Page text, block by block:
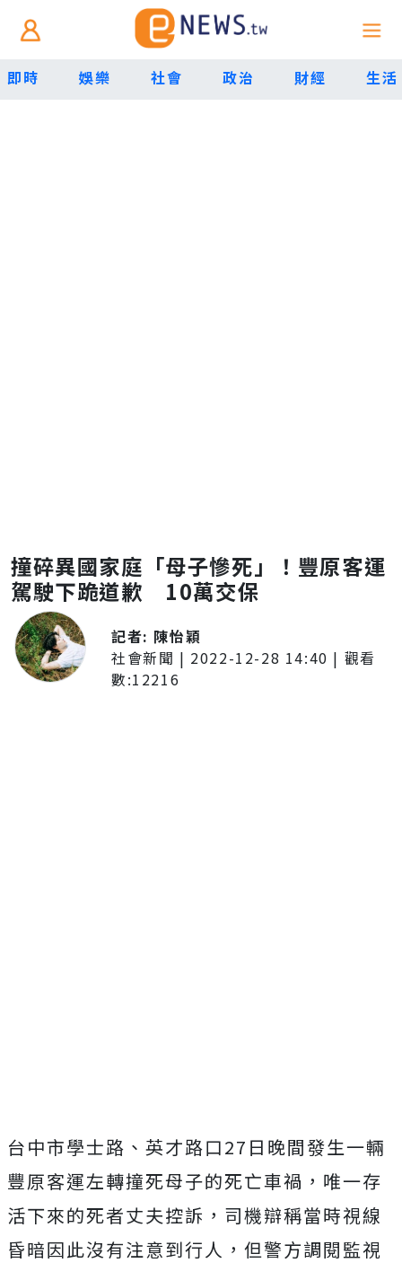
即時 娛樂 社會 政治 財經 生活
撞碎異國家庭「母子慘死」！豐原客運
駕駛下跪道歉 10萬交保
記者: 陳怡穎
社會新聞 | 2022-12-28 14:40 | 觀看
數:12216
台中市學士路、英才路口27日晚間發生一輛
豐原客運左轉撞死母子的死亡車禍，唯一存
活下來的死者丈夫控訴，司機辯稱當時視線
昏暗因此沒有注意到行人，但警方調閱監視